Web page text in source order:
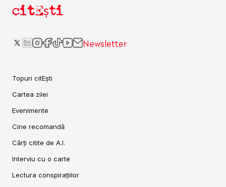
citEști
Newsletter
Topuri citEști
Cartea zilei
Evenimente
Cine recomandă
Cărți citite de A.I.
Interviu cu o carte
Lectura conspirațiilor